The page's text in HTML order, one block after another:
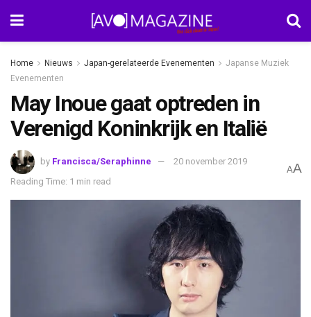
Home Nieuws Japan-gerelateerde Evenementen
Japanse Muziek
Evenementen
May Inoue gaat optreden in
Verenigd Koninkrijk en Italië
by Francisca/Seraphinne
20 november 2019
Reading Time: 1 min read
AA